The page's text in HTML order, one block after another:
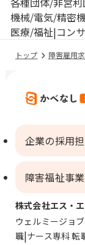
機械/電気/精密
医療/福祉 コン
トップ 障害雇用
企業の採用
障害福祉事
株式会社エス・
ウェルミージョブ
職 ナース専科 転